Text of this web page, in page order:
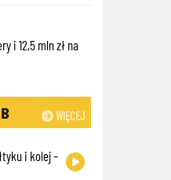
i 12,5 mln zł na
WIĘCEJ
i kolej –